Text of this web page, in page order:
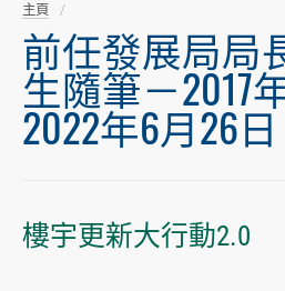
主頁
前任發展局局
生隨筆－2017
2022年6月26日
樓宇更新大行動2.0